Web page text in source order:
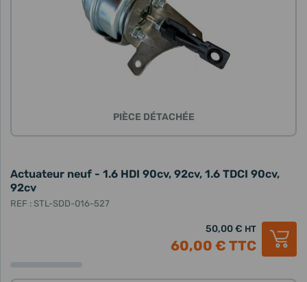
PIÈCE DÉTACHÉE
Actuateur neuf - 1.6 HDI 90cv, 92cv, 1.6 TDCI 90cv,
92cv
REF : STL-SDD-016-527
50,00 € HT
60,00 € TTC